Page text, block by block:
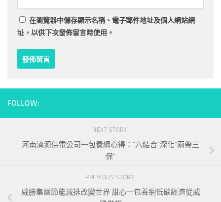
在瀏覽器中儲存顯示名稱、電子郵件地址及個人網站網
址，以供下次發佈留言時使用。
FOLLOW:
NEXT STORY
河南濟源供電公司一包養網心得：“六結合”深化“兩帶三
保”
PREVIOUS STORY
威勝集團節能減排改變世界 甜心一包養網低碳經濟從威